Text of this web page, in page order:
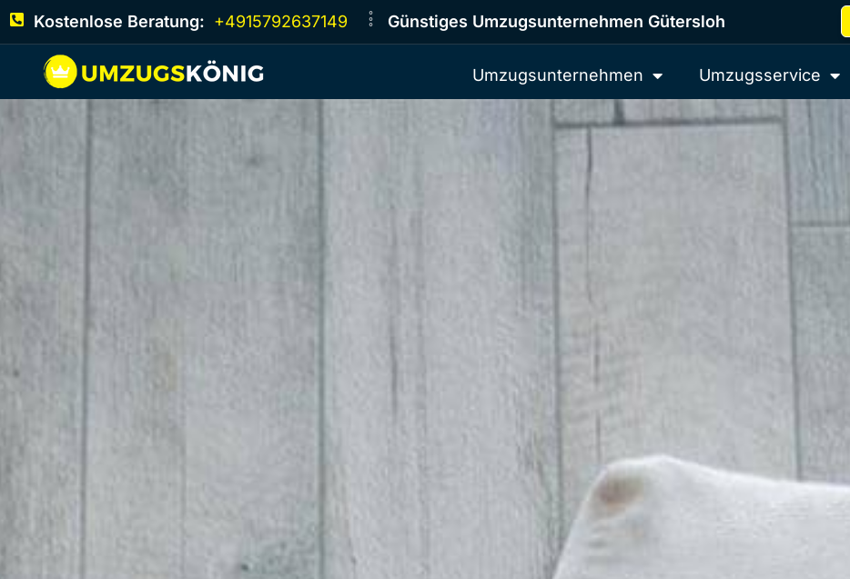
Kostenlose Beratung: +4915792637149 Günstiges Umzugsunternehmen Gütersloh
Umzugsunternehmen Umzugsservice